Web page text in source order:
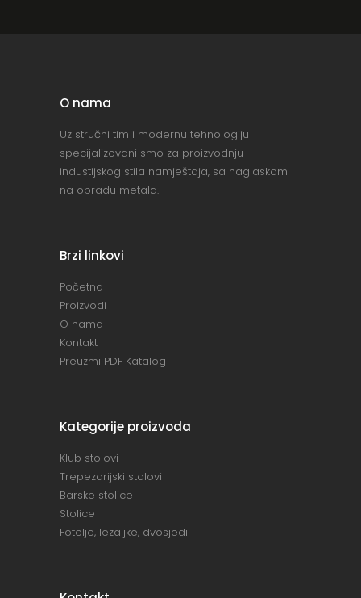
O nama
Uz stručni tim i modernu tehnologiju
specijalizovani smo za proizvodnju
industijskog stila namještaja, sa naglaskom
na obradu metala.
Brzi linkovi
Početna
Proizvodi
O nama
Kontakt
Preuzmi PDF Katalog
Kategorije proizvoda
Klub stolovi
Trepezarijski stolovi
Barske stolice
Stolice
Fotelje, lezaljke, dvosjedi